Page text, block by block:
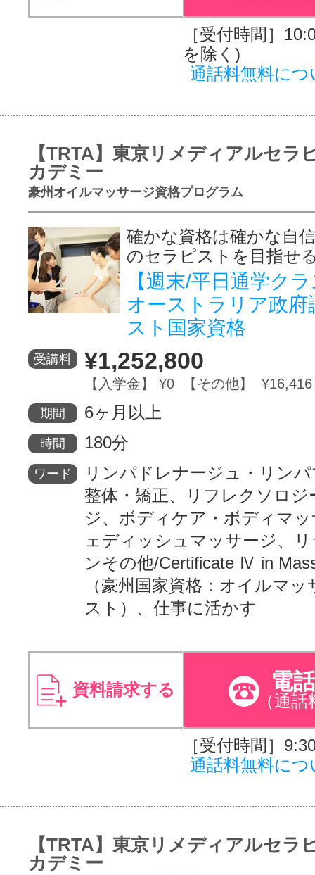
［受付時間］
を除く)
通話料無料につ
【TRTA】東京リメディアルセラ
カデミー
豪州オイルマッサージ資格プログラム
確かな資格は確かな自
のセラピストを目指せ
【週末/平日通学ク
オーストラリア政府
スト国家資格
受講料 ¥1,252,800
【入学金】 ¥0 【その他】 ¥16,416
期間 6ヶ月以上
時間 180分
ワード
リンパドレナージュ・リン
整体・矯正、リフレクソロジ
ジ、ボディケア・ボディマ
ェディッシュマッサージ、
ンその他/Certificate Ⅳ in
（豪州国家資格：オイルマ
スト）、仕事に活かす
資料請求する 電
（通話
［受付時間］
通話料無料につ
【TRTA】東京リメディアルセラ
カデミー